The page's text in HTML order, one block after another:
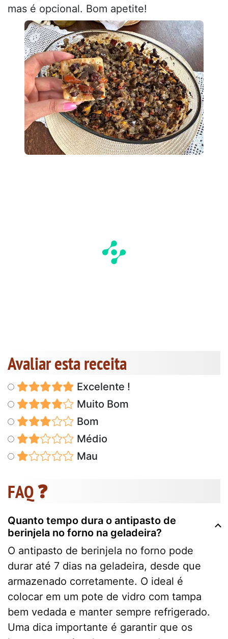
mas é opcional. Bom apetite!
Avaliar esta receita
Excelente !
Muito Bom
Bom
Médio
Mau
FAQ ❓
Quanto tempo dura o antipasto de
berinjela no forno na geladeira?
O antipasto de berinjela no forno pode
durar até 7 dias na geladeira, desde que
armazenado corretamente. O ideal é
colocar em um pote de vidro com tampa
bem vedada e manter sempre refrigerado.
Uma dica importante é garantir que os